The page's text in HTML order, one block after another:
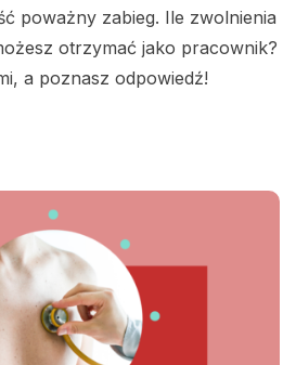
poważny zabieg. Ile zwolnienia
otrzymać jako pracownik?
a poznasz odpowiedź!